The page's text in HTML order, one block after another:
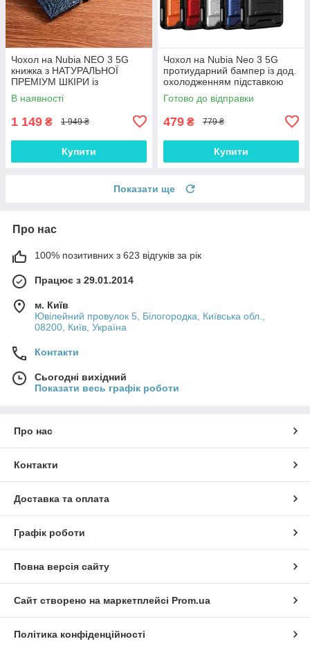
Чохол на Nubia NEO 3 5G
книжка з НАТУРАЛЬНОЇ
ПРЕМІУМ ШКІРИ із
підставкою протиударний
магнітний "DRAGON"
В наявності
1 149 ₴ 1 949 ₴
Купити
Чохол на Nubia Neo 3 5G
протиударний бампер із дод.
охолодженням підставкою
тримачем і захистом камери
"BOOST ARMOR"
Готово до відправки
479 ₴ 779 ₴
Купити
Показати ще
Про нас
100% позитивних з 623 відгуків за рік
Працює з 29.01.2014
м. Київ
Ювілейний провулок 5, Білогородка, Київська обл.,
08200, Київ, Україна
Контакти
Сьогодні вихідний
Показати весь графік роботи
Про нас
Контакти
Доставка та оплата
Графік роботи
Повна версія сайту
Сайт створено на маркетплейсі Prom.ua
Політика конфіденційності